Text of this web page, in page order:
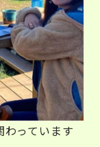
わっています